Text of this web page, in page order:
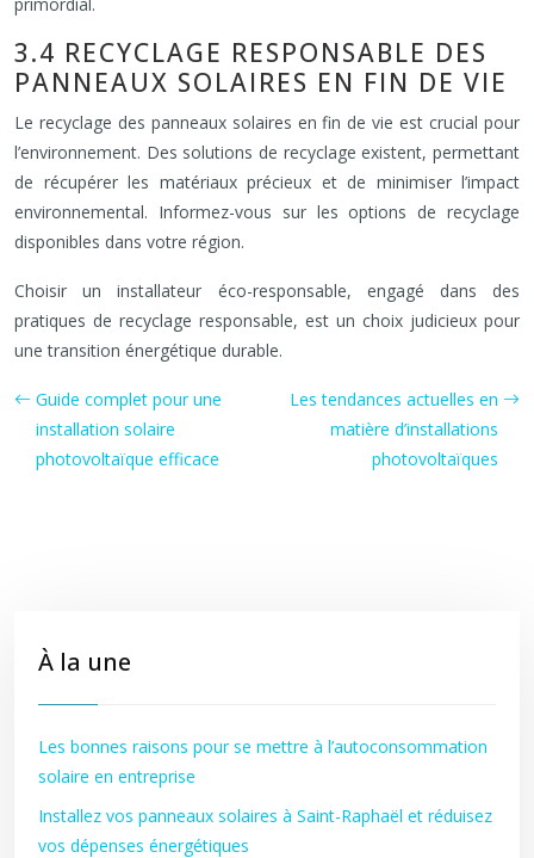
3.4 RECYCLAGE RESPONSABLE DES
PANNEAUX SOLAIRES EN FIN DE VIE
Le recyclage des panneaux solaires en fin de vie est crucial pour
l’environnement. Des solutions de recyclage existent, permettant
de récupérer les matériaux précieux et de minimiser l’impact
environnemental. Informez-vous sur les options de recyclage
disponibles dans votre région.
Choisir un installateur éco-responsable, engagé dans des
pratiques de recyclage responsable, est un choix judicieux pour
une transition énergétique durable.
Guide complet pour une
installation solaire
photovoltaïque efficace
Les tendances actuelles en
matière d’installations
photovoltaïques
À la une
Les bonnes raisons pour se mettre à l’autoconsommation
solaire en entreprise
Installez vos panneaux solaires à Saint-Raphaël et réduisez
vos dépenses énergétiques